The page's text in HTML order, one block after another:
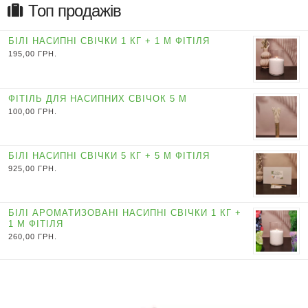
Топ продажів
БІЛІ НАСИПНІ СВІЧКИ 1 КГ + 1 М ФІТІЛЯ
195,00 ГРН.
ФІТІЛЬ ДЛЯ НАСИПНИХ СВІЧОК 5 М
100,00 ГРН.
БІЛІ НАСИПНІ СВІЧКИ 5 КГ + 5 М ФІТІЛЯ
925,00 ГРН.
БІЛІ АРОМАТИЗОВАНІ НАСИПНІ СВІЧКИ 1 КГ +
1 М ФІТІЛЯ
260,00 ГРН.